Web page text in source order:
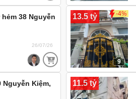
38 Nguyễn
26/07/26
13.5 tỷ -4%
9
Nguyễn Kiệm,
11.5 tỷ